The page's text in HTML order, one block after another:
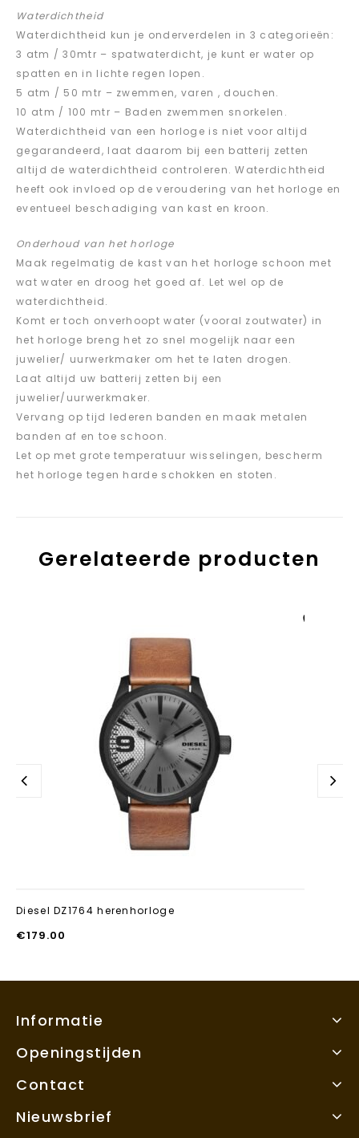
Waterdichtheid
Waterdichtheid kun je onderverdelen in 3 categorieën:
3 atm / 30mtr – spatwaterdicht, je kunt er water op
spatten en in lichte regen lopen.
5 atm / 50 mtr – zwemmen, varen , douchen.
10 atm / 100 mtr – Baden zwemmen snorkelen.
Waterdichtheid van een horloge is niet voor altijd
gegarandeerd, laat daarom bij een batterij zetten
altijd de waterdichtheid controleren. Waterdichtheid
heeft ook invloed op de veroudering van het horloge en
eventueel beschadiging van kast en kroon.
Onderhoud van het horloge
Maak regelmatig de kast van het horloge schoon met
wat water en droog het goed af. Let wel op de
waterdichtheid.
Komt er toch onverhoopt water (vooral zoutwater) in
het horloge breng het zo snel mogelijk naar een
juwelier/ uurwerkmaker om het te laten drogen.
Laat altijd uw batterij zetten bij een
juwelier/uurwerkmaker.
Vervang op tijd lederen banden en maak metalen
banden af en toe schoon.
Let op met grote temperatuur wisselingen, bescherm
het horloge tegen harde schokken en stoten.
Gerelateerde producten
Diesel DZ1764 herenhorloge
€179.00
Informatie
Openingstijden
Contact
Nieuwsbrief